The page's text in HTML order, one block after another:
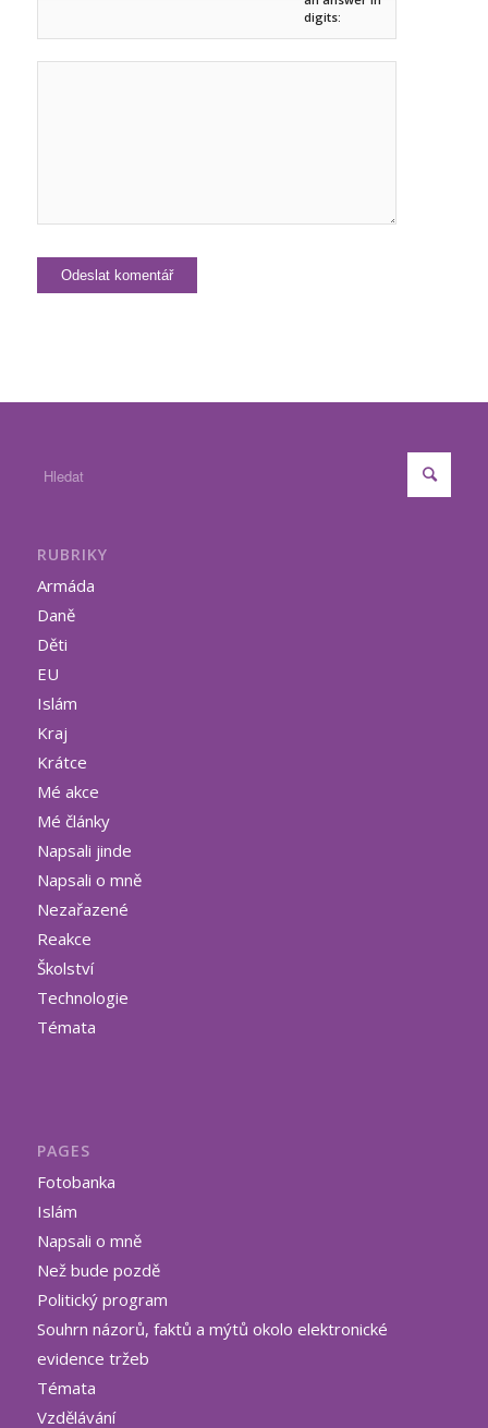
digits:
RUBRIKY
Armáda
Daně
Děti
EU
Islám
Kraj
Krátce
Mé akce
Mé články
Napsali jinde
Napsali o mně
Nezařazené
Reakce
Školství
Technologie
Témata
PAGES
Fotobanka
Islám
Napsali o mně
Než bude pozdě
Politický program
Souhrn názorů, faktů a mýtů okolo elektronické
evidence tržeb
Témata
Vzdělávání